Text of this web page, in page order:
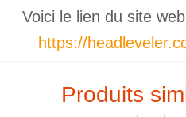
Voici le lien du site
https://
Produits